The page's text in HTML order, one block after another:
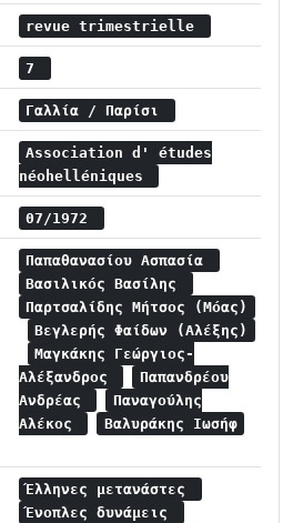
revue trimestrielle
7
Γαλλία / Παρίσι
Association d' études
néohelléniques
07/1972
Παπαθανασίου Ασπασία
Βασιλικός Βασίλης
Παρτσαλίδης Μήτσος (Μόας)
Βεγλερής Φαίδων (Αλέξης)
Μαγκάκης Γεώργιος-
Αλέξανδρος
Παπανδρέου
Ανδρέας
Παναγούλης
Αλέκος
Βαλυράκης Ιωσήφ
Έλληνες μετανάστες
Ένοπλες δυνάμεις